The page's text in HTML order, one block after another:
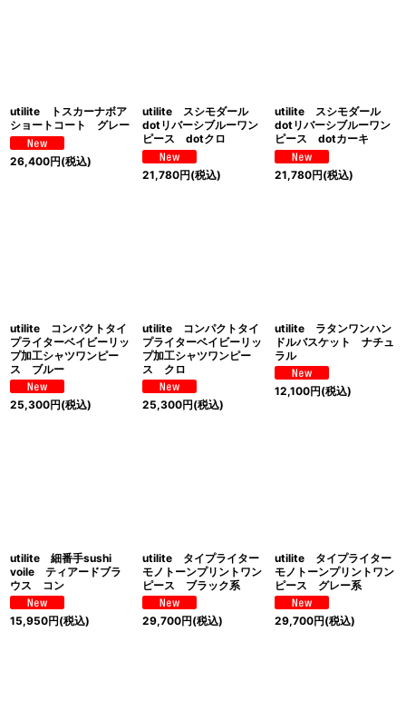
utilite トスカーナボア
ショートコート グレー
26,400円(税込)
utilite スシモダール
dotリバーシブルーワン
ピース dotクロ
21,780円(税込)
utilite スシモダール
dotリバーシブルーワン
ピース dotカーキ
21,780円(税込)
utilite コンパクトタイ
プライターベイビーリッ
プ加工シャツワンピー
ス ブルー
25,300円(税込)
utilite コンパクトタイ
プライターベイビーリッ
プ加工シャツワンピー
ス クロ
25,300円(税込)
utilite ラタンワンハン
ドルバスケット ナチュ
ラル
12,100円(税込)
utilite 細番手sushi
voile ティアードブラ
ウス コン
15,950円(税込)
utilite タイプライター
モノトーンプリントワン
ピース ブラック系
29,700円(税込)
utilite タイプライター
モノトーンプリントワン
ピース グレー系
29,700円(税込)